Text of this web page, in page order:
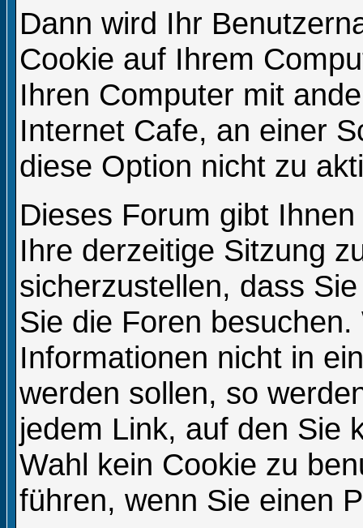
Dann wird Ihr
Cookie auf Ihrem
Ihren Computer mit
Internet Cafe, an einer
diese Option nicht zu
Dieses Forum gibt
Ihre derzeitige Sitzung
sicherzustellen, dass
Sie die Foren
Informationen nicht in
werden sollen, so
jedem Link, auf den Sie
Wahl kein Cookie zu
führen, wenn Sie einen